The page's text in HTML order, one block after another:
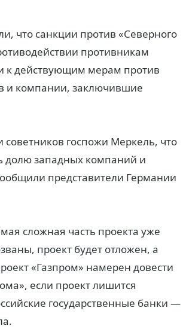
что санкции против «Северного
противникам
к действующим мерам против
и компании, заключившие
госпожи Меркель, что
долю западных компаний и
представители Германии
сложная часть проекта уже
проект будет отложен, а
«Газпром» намерен довести
если проект лишится
государственные банки —